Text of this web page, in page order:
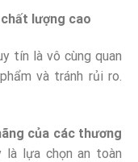
lượng cao
tín là vô cùng quan
và tránh rủi ro.
của các thương
là lựa chọn an toàn